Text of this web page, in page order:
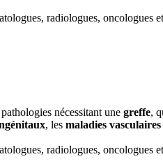
radiologues, oncologues
nécessitant une greffe,
, les maladies
radiologues, oncologues